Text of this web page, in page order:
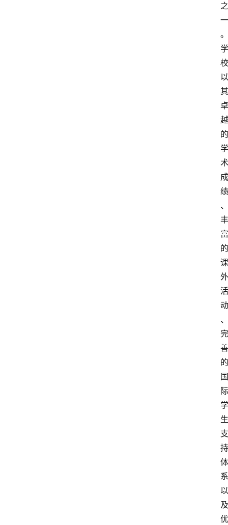
之
一
。
学
校
以
其
卓
越
的
学
术
成
绩
、
丰
富
的
课
外
活
动
、
完
善
的
国
际
学
生
支
持
体
系
以
及
优